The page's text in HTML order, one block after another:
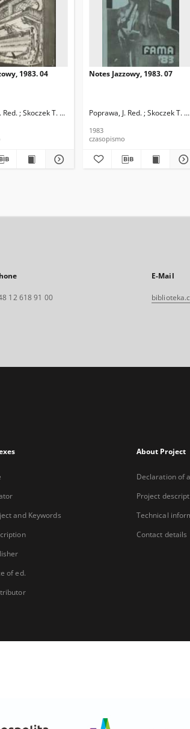
1983. 04
; Skoczek T. Red.
Notes Jazzowy, 1983. 07
Poprawa, J. Red. ; Skoczek T.
1983
czasopismo
12 618 91 00
E-Mail
and Keywords
of ed.
About Project
Declaration of
Project
Technical
Contact details